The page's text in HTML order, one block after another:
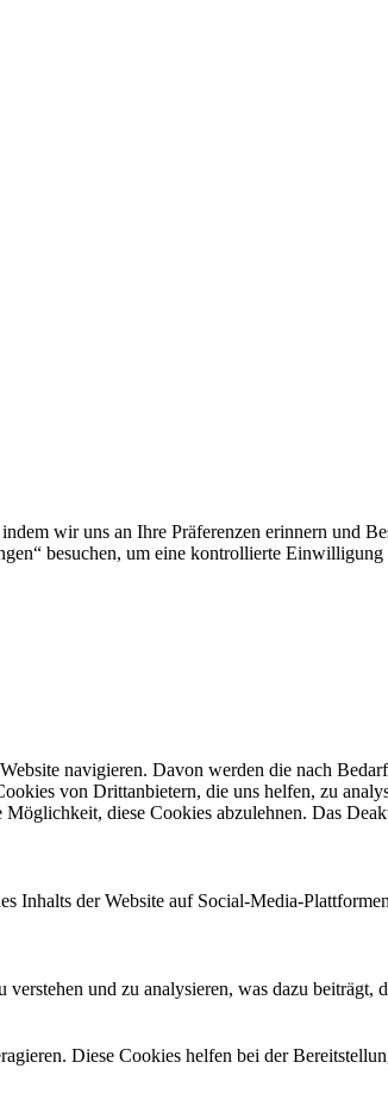
wir uns an Ihre Präferenzen erinnern und
besuchen, um eine kontrollierte Einwilligung
navigieren. Davon werden die nach
von Drittanbietern, die uns helfen, zu
diese Cookies abzulehnen. Das
Inhalts der Website auf Social-Media-
und zu analysieren, was dazu beiträgt,
Diese Cookies helfen bei der